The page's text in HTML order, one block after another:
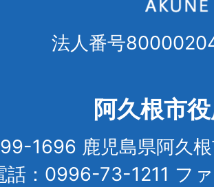
法人番号
阿久根市
1696 鹿児島県阿久
話：0996-73-1211 フ